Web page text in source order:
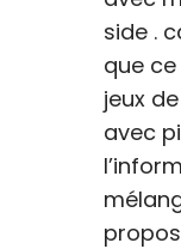
side .
que
jeux
avec